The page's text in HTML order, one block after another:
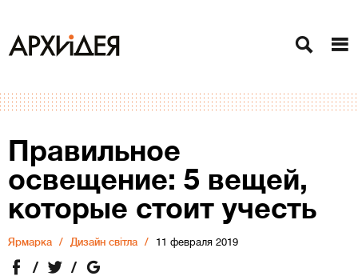
Правильное
освещение: 5 вещей,
которые стоит учесть
Ярмарка Дизайн світла 11 февраля 2019